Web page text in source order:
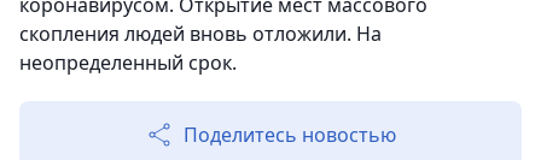
скопления людей вновь отложили. На
неопределенный срок.
Поделитесь новостью